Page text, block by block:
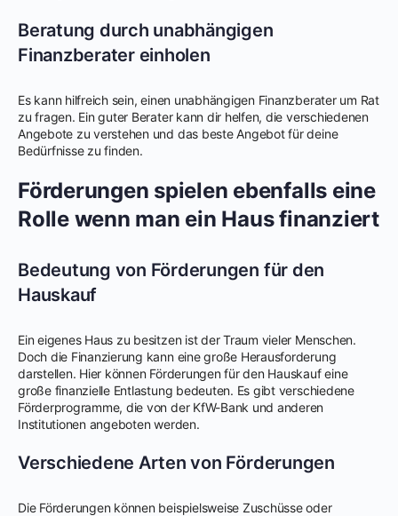
Beratung durch unabhängigen
Finanzberater einholen
Es kann hilfreich sein, einen unabhängigen Finanzberater um Rat
zu fragen. Ein guter Berater kann dir helfen, die verschiedenen
Angebote zu verstehen und das beste Angebot für deine
Bedürfnisse zu finden.
Förderungen spielen ebenfalls eine
Rolle wenn man ein Haus finanziert
Bedeutung von Förderungen für den
Hauskauf
Ein eigenes Haus zu besitzen ist der Traum vieler Menschen.
Doch die Finanzierung kann eine große Herausforderung
darstellen. Hier können Förderungen für den Hauskauf eine
große finanzielle Entlastung bedeuten. Es gibt verschiedene
Förderprogramme, die von der KfW-Bank und anderen
Institutionen angeboten werden.
Verschiedene Arten von Förderungen
Die Förderungen können beispielsweise Zuschüsse oder